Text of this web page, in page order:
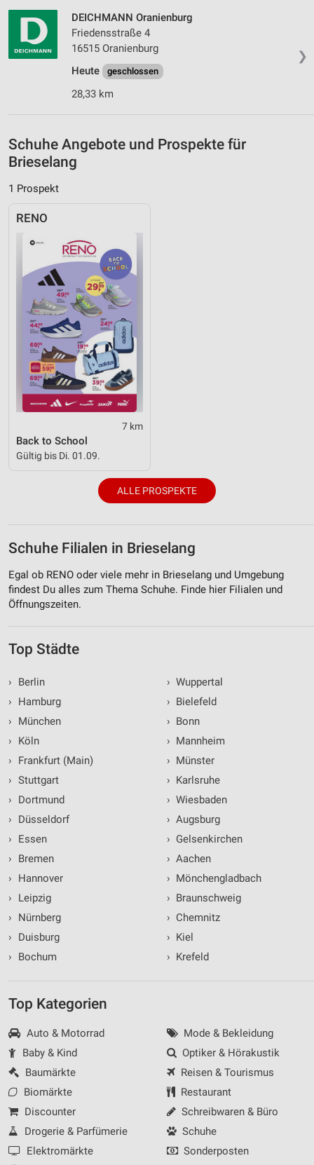
❯
DEICHMANN Oranienburg
Friedensstraße 4
16515 Oranienburg
Heute
geschlossen
28,33 km
Schuhe Angebote und Prospekte für
Brieselang
1 Prospekt
RENO
7 km
Back to School
Gültig bis Di. 01.09.
ALLE PROSPEKTE
Schuhe Filialen in Brieselang
Egal ob RENO oder viele mehr in Brieselang und Umgebung
findest Du alles zum Thema Schuhe. Finde hier Filialen und
Öffnungszeiten.
Top Städte
›
Berlin
›
Hamburg
›
München
›
Köln
›
Frankfurt (Main)
› Stuttgart
›
Dortmund
›
Düsseldorf
›
Essen
›
Bremen
›
Hannover
›
Leipzig
›
Nürnberg
›
Duisburg
›
Bochum
› Wuppertal
› Bielefeld
› Bonn
› Mannheim
› Münster
› Karlsruhe
› Wiesbaden
› Augsburg
› Gelsenkirchen
› Aachen
› Mönchengladbach
› Braunschweig
› Chemnitz
› Kiel
› Krefeld
Top Kategorien
Auto & Motorrad
Baby & Kind
Baumärkte
Biomärkte
Discounter
Drogerie & Parfümerie
Elektromärkte
Mode & Bekleidung
Optiker & Hörakustik
Reisen & Tourismus
Restaurant
Schreibwaren & Büro
Schuhe
Sonderposten
Inhalten
IAB-Besonderheiten:
Verwendung genauer Standortdaten
Geräte anhand von aktiv angeforderten
Informationen identifizieren
Notwendig
Performance
Funktional
Werbung